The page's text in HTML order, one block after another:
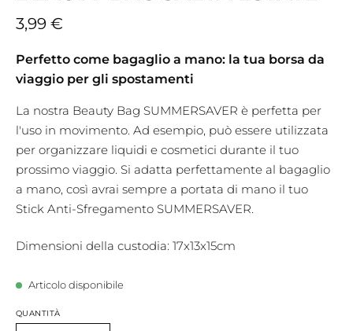
3,99 €
Perfetto come bagaglio a mano: la tua borsa da
viaggio per gli spostamenti
La nostra Beauty Bag SUMMERSAVER è perfetta per
l'uso in movimento. Ad esempio, può essere utilizzata
per organizzare liquidi e cosmetici durante il tuo
prossimo viaggio. Si adatta perfettamente al bagaglio
a mano, così avrai sempre a portata di mano il tuo
Stick Anti-Sfregamento SUMMERSAVER.
Dimensioni della custodia: 17x13x15cm
Articolo disponibile
QUANTITÀ